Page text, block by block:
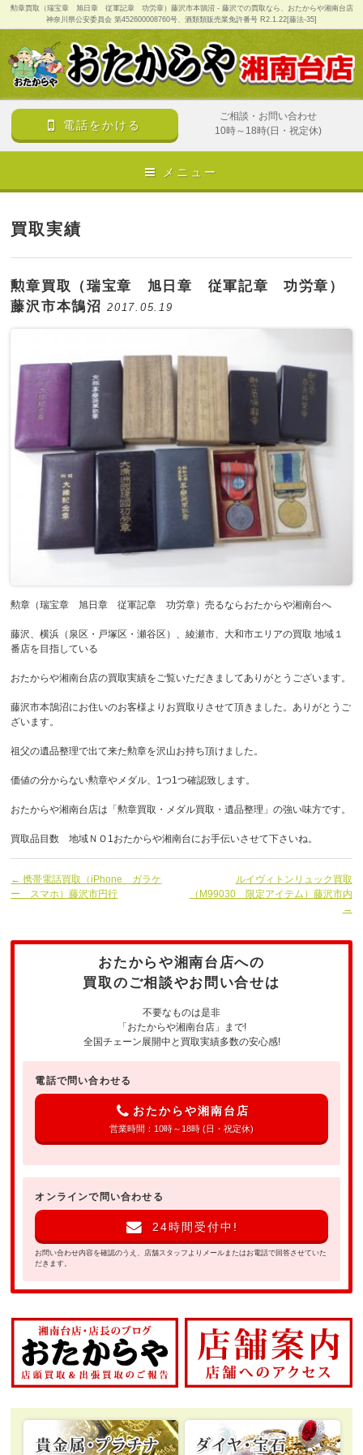
勲章買取（瑞宝章 旭日章 従軍記章 功労章）藤沢市本鵠沼 - 藤沢での買取なら、おたからや湘南台店
神奈川県公安委員会 第452600008760号、酒類類販売業免許番号 R2.1.22[藤法-35]
電話をかける
ご相談・お問い合わせ
10時～18時(日・祝定休)
メニュー
買取実績
勲章買取（瑞宝章 旭日章 従軍記章 功労章）
藤沢市本鵠沼2017.05.19
勲章（瑞宝章 旭日章 従軍記章 功労章）売るならおたからや湘南台へ
藤沢、横浜（泉区・戸塚区・瀬谷区）、綾瀬市、大和市エリアの買取 地域１
番店を目指している
おたからや湘南台店の買取実績をご覧いただきましてありがとうございます。
藤沢市本鵠沼にお住いのお客様よりお買取りさせて頂きました。ありがとうご
ざいます。
祖父の遺品整理で出て来た勲章を沢山お持ち頂けました。
価値の分からない勲章やメダル、1つ1つ確認致します。
おたからや湘南台店は「勲章買取・メダル買取・遺品整理」の強い味方です。
買取品目数 地域ＮＯ1おたからや湘南台にお手伝いさせて下さいね。
← 携帯電話買取（iPhone ガラケ
ー スマホ）藤沢市円行
ルイヴィトンリュック買取
（M99030 限定アイテム）藤沢市内
→
おたからや湘南台店への
買取のご相談やお問い合せは
不要なものは是非
「おたからや湘南台店」まで!
全国チェーン展開中と買取実績多数の安心感!
電話で問い合わせる
おたからや湘南台店
営業時間：10時～18時 (日・祝定休)
オンラインで問い合わせる
24時間受付中!
お問い合わせ内容を確認のうえ、店舗スタッフよりメールまたはお電話で回答させていた
だきます。